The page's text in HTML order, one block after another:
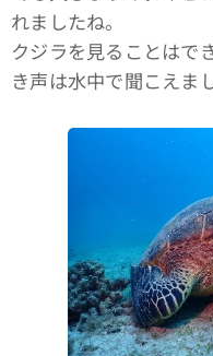
れましたね。
クジラを見ることはで
き声は水中で聞こえま